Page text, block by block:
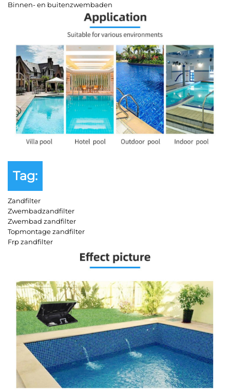
Binnen- en buitenzwembaden
Tag:
Zandfilter
Zwembadzandfilter
Zwembad zandfilter
Topmontage zandfilter
Frp zandfilter